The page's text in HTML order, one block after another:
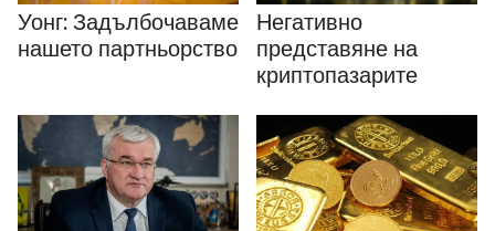
Уонг: Задълбочаваме
нашето партньорство
Негативно
представяне на
криптопазарите